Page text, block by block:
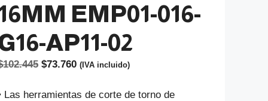
EMP01-016-
AP11-02
102.445 El
original
$73.760El
actual
(IVA incluido)
Las herramientas de corte de torno de